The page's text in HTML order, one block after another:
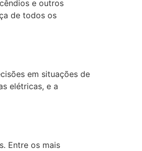
e outros
de todos os
em situações de
elétricas, e a
Entre os mais